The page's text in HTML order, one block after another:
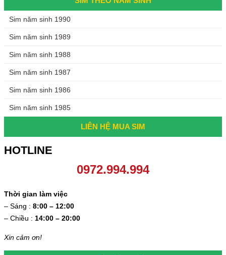
Sim năm sinh 1990
Sim năm sinh 1989
Sim năm sinh 1988
Sim năm sinh 1987
Sim năm sinh 1986
Sim năm sinh 1985
LIÊN HỆ MUA SIM
HOTLINE
0972.994.994
Thời gian làm việc
– Sáng : 8:00 – 12:00
– Chiều : 14:00 – 20:00
Xin cảm ơn!